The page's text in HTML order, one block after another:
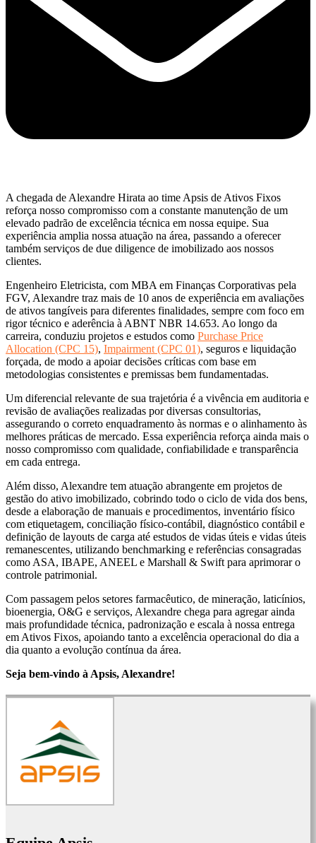
A chegada de Alexandre Hirata ao time Apsis de Ativos Fixos
reforça nosso compromisso com a constante manutenção de um
elevado padrão de excelência técnica em nossa equipe. Sua
experiência amplia nossa atuação na área, passando a oferecer
também serviços de due diligence de imobilizado aos nossos
clientes.
Engenheiro Eletricista, com MBA em Finanças Corporativas pela
FGV, Alexandre traz mais de 10 anos de experiência em avaliações
de ativos tangíveis para diferentes finalidades, sempre com foco em
rigor técnico e aderência à ABNT NBR 14.653. Ao longo da
carreira, conduziu projetos e estudos como Purchase Price
Allocation (CPC 15), Impairment (CPC 01), seguros e liquidação
forçada, de modo a apoiar decisões críticas com base em
metodologias consistentes e premissas bem fundamentadas.
Um diferencial relevante de sua trajetória é a vivência em auditoria e
revisão de avaliações realizadas por diversas consultorias,
assegurando o correto enquadramento às normas e o alinhamento às
melhores práticas de mercado. Essa experiência reforça ainda mais o
nosso compromisso com qualidade, confiabilidade e transparência
em cada entrega.
Além disso, Alexandre tem atuação abrangente em projetos de
gestão do ativo imobilizado, cobrindo todo o ciclo de vida dos bens,
desde a elaboração de manuais e procedimentos, inventário físico
com etiquetagem, conciliação físico-contábil, diagnóstico contábil e
definição de layouts de carga até estudos de vidas úteis e vidas úteis
remanescentes, utilizando benchmarking e referências consagradas
como ASA, IBAPE, ANEEL e Marshall & Swift para aprimorar o
controle patrimonial.
Com passagem pelos setores farmacêutico, de mineração, laticínios,
bioenergia, O&G e serviços, Alexandre chega para agregar ainda
mais profundidade técnica, padronização e escala à nossa entrega
em Ativos Fixos, apoiando tanto a excelência operacional do dia a
dia quanto a evolução contínua da área.
Seja bem-vindo à Apsis, Alexandre!